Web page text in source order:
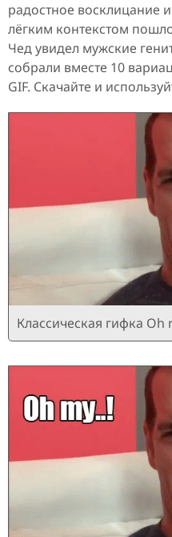
радостное восклицание
лёгким контекстом
Чед увидел мужские
собрали вместе 10
GIF. Скачайте и
Классическая гифка Oh